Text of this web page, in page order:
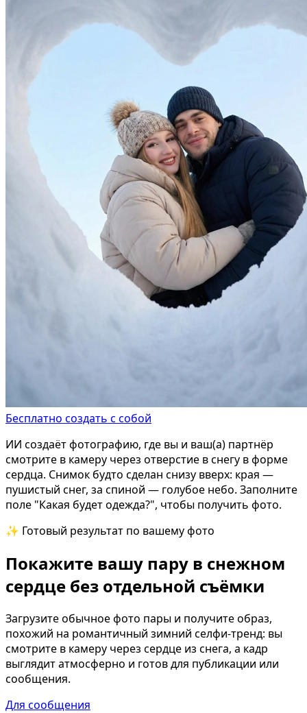
Бесплатно создать с собой
ИИ создаёт фотографию, где вы и ваш(а) партнёр
смотрите в камеру через отверстие в снегу в форме
сердца. Снимок будто сделан снизу вверх: края —
пушистый снег, за спиной — голубое небо. Заполните
поле "Какая будет одежда?", чтобы получить фото.
✨ Готовый результат по вашему фото
Покажите вашу пару в снежном
сердце без отдельной съёмки
Загрузите обычное фото пары и получите образ,
похожий на романтичный зимний селфи-тренд: вы
смотрите в камеру через сердце из снега, а кадр
выглядит атмосферно и готов для публикации или
сообщения.
Для сообщения